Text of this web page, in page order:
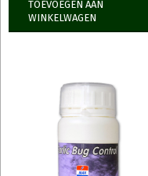
TOEVOEGEN AAN
WINKELWAGEN